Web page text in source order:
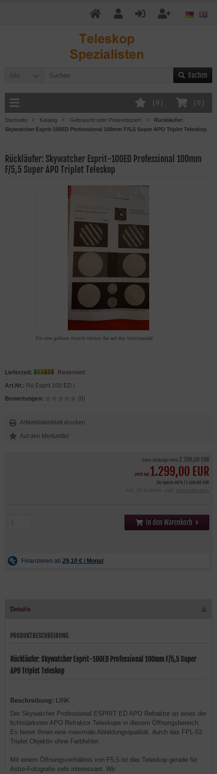
Alle Suchen
( 0 )
( 0 )
Startseite Katalog Gebraucht oder Preisreduziert
Rückläufer:
Skywatcher Esprit-100ED Professional 100mm F/5,5 Super APO Triplet Teleskop
Rückläufer: Skywatcher Esprit-100ED Professional 100mm
F/5,5 Super APO Triplet Teleskop
Für eine größere Ansicht klicken Sie auf das Vorschaubild
Unser bisheriger Preis 2.399,00 EUR
Jetzt nur1.299,00 EUR
Sie sparen 46% / 1.100,00 EUR
inkl. 19 % MwSt. zzgl.
Versandkosten
In den Warenkorb
Lieferzeit:
Reserviert
Art.Nr.: Rü Esprit 100 ED I
Bewertungen:
(0)
Artikeldatenblatt drucken
Details
PRODUKTBESCHREIBUNG
Rückläufer: Skywatcher Esprit-100ED Professional 100mm F/5,5 Super
APO Triplet Teleskop
Beschreibung: LINK
Der Skywatcher Professional ESPRIT ED APO Refraktor ist eines der
lichtstärksten APO Refraktor Teleskope in diesem Öffnungsbereich.
Es bietet Ihnen eine maximale Abbildungsqualität, durch das FPL-53
Triplet Objektiv ohne Farbfehler.
Mit einem Öffnungsverhältnis von F5,5 ist das Teleskop gerade für
Astro-Fotografie sehr interessant. Wir